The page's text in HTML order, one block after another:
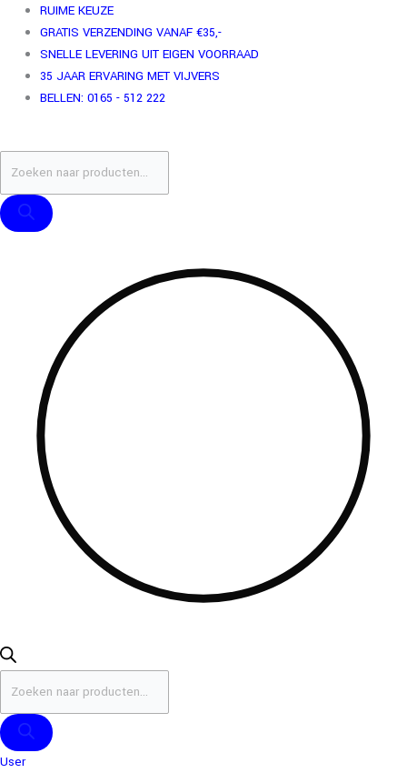
inhoud
RUIME KEUZE
GRATIS VERZENDING VANAF €35,-
SNELLE LEVERING UIT EIGEN VOORRAAD
35 JAAR ERVARING MET VIJVERS
BELLEN: 0165 - 512 222
Producten
zoeken
Producten
zoeken
User